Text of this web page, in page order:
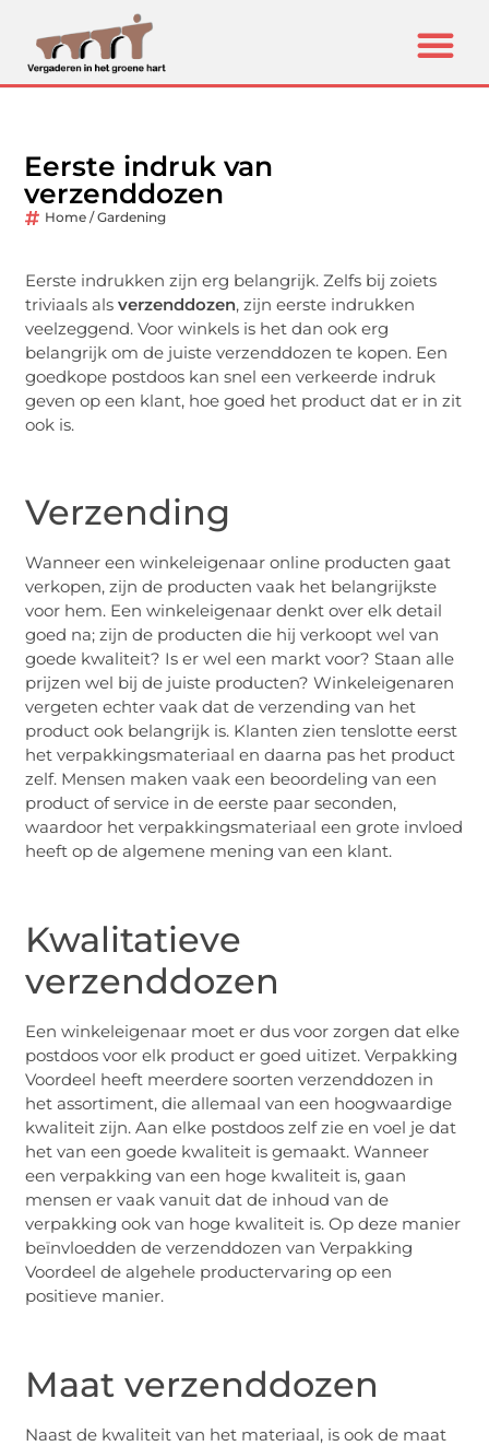
Eerste indruk van
verzenddozen
Home / Gardening
Eerste indrukken zijn erg belangrijk. Zelfs bij zoiets
triviaals alsverzenddozen, zijn eerste indrukken
veelzeggend. Voor winkels is het dan ook erg
belangrijk om de juiste verzenddozen te kopen. Een
goedkope postdoos kan snel een verkeerde indruk
geven op een klant, hoe goed het product dat er in zit
ook is.
Verzending
Wanneer een winkeleigenaar online producten gaat
verkopen, zijn de producten vaak het belangrijkste
voor hem. Een winkeleigenaar denkt over elk detail
goed na; zijn de producten die hij verkoopt wel van
goede kwaliteit? Is er wel een markt voor? Staan alle
prijzen wel bij de juiste producten? Winkeleigenaren
vergeten echter vaak dat de verzending van het
product ook belangrijk is. Klanten zien tenslotte eerst
het verpakkingsmateriaal en daarna pas het product
zelf. Mensen maken vaak een beoordeling van een
product of service in de eerste paar seconden,
waardoor het verpakkingsmateriaal een grote invloed
heeft op de algemene mening van een klant.
Kwalitatieve
verzenddozen
Een winkeleigenaar moet er dus voor zorgen dat elke
postdoos voor elk product er goed uitizet. Verpakking
Voordeel heeft meerdere soorten verzenddozen in
het assortiment, die allemaal van een hoogwaardige
kwaliteit zijn. Aan elke postdoos zelf zie en voel je dat
het van een goede kwaliteit is gemaakt. Wanneer
een verpakking van een hoge kwaliteit is, gaan
mensen er vaak vanuit dat de inhoud van de
verpakking ook van hoge kwaliteit is. Op deze manier
beïnvloedden de verzenddozen van Verpakking
Voordeel de algehele productervaring op een
positieve manier.
Maat verzenddozen
Naast de kwaliteit van het materiaal, is ook de maat